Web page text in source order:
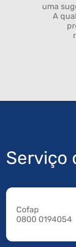
uma
A
Serviço
Cofap
0800 0194054